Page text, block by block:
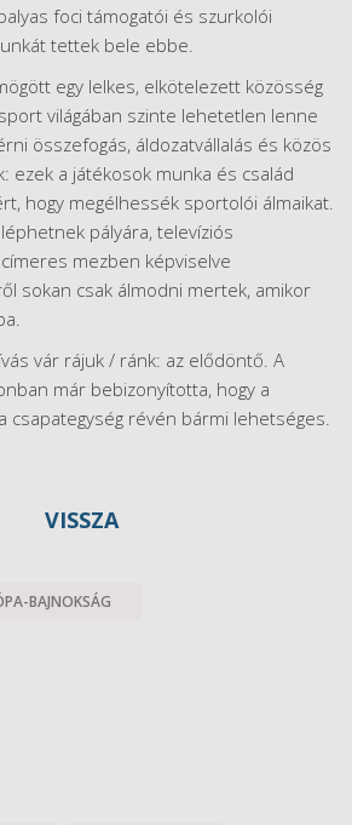
foci támogatói és szurkolói
tettek bele ebbe.
egy lelkes, elkötelezett közösség
világában szinte lehetetlen lenne
összefogás, áldozatvállalás és közös
ezek a játékosok munka és család
hogy megélhessék sportolói álmaikat.
pályára, televíziós
mezben képviselve
sokan csak álmodni mertek, amikor
vár rájuk / ránk: az elődöntő. A
már bebizonyította, hogy a
csapategység révén bármi lehetséges.
VISSZA
BAJNOKSÁG